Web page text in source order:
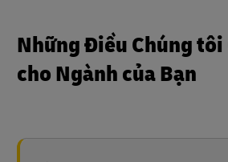
Những Điều Chúng tôi
cho Ngành của Bạn